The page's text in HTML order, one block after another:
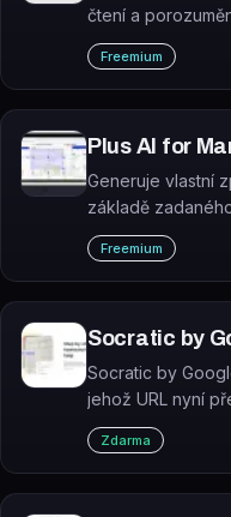
čtení a
využívá GPT
výzkumnými texty.
Freemium
Plus AI for
Generuje vlastní
základě
ve formě
Freemium
Socratic by
Socratic by
jehož URL nyní
Lens – původní
Googlem
Zdarma